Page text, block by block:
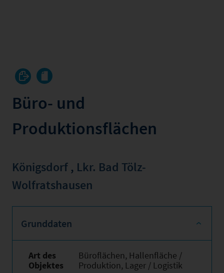
Büro- und
Produktionsflächen
Königsdorf , Lkr. Bad Tölz-
Wolfratshausen
Grunddaten
Art des
Objektes
Büroflächen, Hallenfläche /
Produktion, Lager / Logistik